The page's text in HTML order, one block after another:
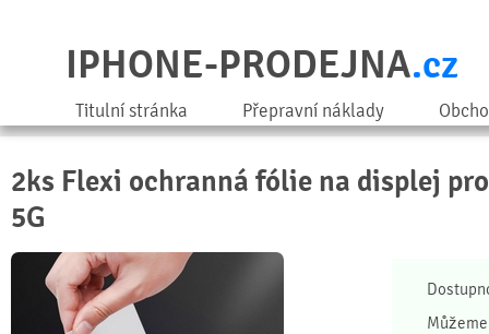
IPHONE-PRODEJNA.cz
Titulní stránka Přepravní náklady
2ks Flexi ochranná fólie na displej
5G